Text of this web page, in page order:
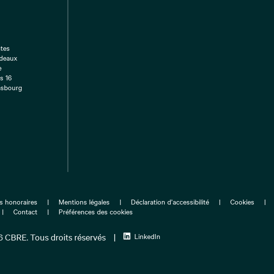
16
honoraires Mentions légales Déclaration d’accessibilité Cookies
Contact
Préférences des cookies
CBRE. Tous droits réservés | LinkedIn